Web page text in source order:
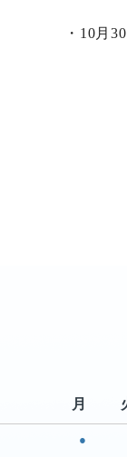
・10月
月
●